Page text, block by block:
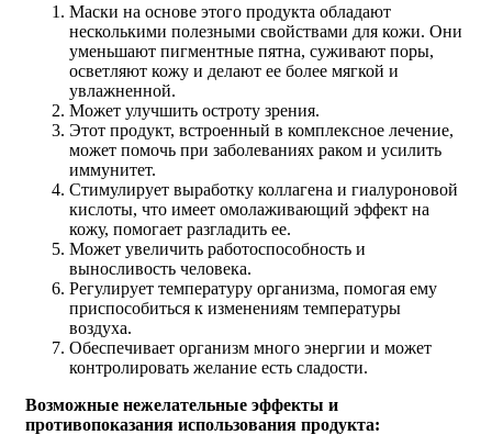
Маски на основе этого продукта обладают
несколькими полезными свойствами для кожи. Они
уменьшают пигментные пятна, суживают поры,
осветляют кожу и делают ее более мягкой и
увлажненной.
Может улучшить остроту зрения.
Этот продукт, встроенный в комплексное лечение,
может помочь при заболеваниях раком и усилить
иммунитет.
Стимулирует выработку коллагена и гиалуроновой
кислоты, что имеет омолаживающий эффект на
кожу, помогает разгладить ее.
Может увеличить работоспособность и
выносливость человека.
Регулирует температуру организма, помогая ему
приспособиться к изменениям температуры
воздуха.
Обеспечивает организм много энергии и может
контролировать желание есть сладости.
Возможные нежелательные эффекты и
противопоказания использования продукта: